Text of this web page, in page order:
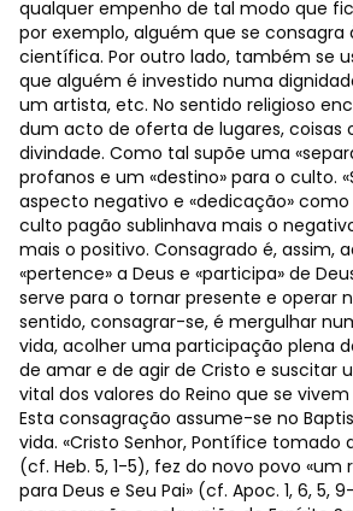
qualquer empenho de tal modo que
por exemplo, alguém que se consagra
científica. Por outro lado, também se
que alguém é investido numa
um artista, etc. No sentido religioso
dum acto de oferta de lugares, coisas
divindade. Como tal supõe uma
profanos e um «destino» para o culto.
aspecto negativo e «dedicação»
culto pagão sublinhava mais o
mais o positivo. Consagrado é, assim,
«pertence» a Deus e «participa» de
serve para o tornar presente e operar
sentido, consagrar-se, é mergulhar
vida, acolher uma participação plena
de amar e de agir de Cristo e suscitar
vital dos valores do Reino que se
Esta consagração assume-se no
vida. «Cristo Senhor, Pontífice tomado
(cf. Heb. 5, 1-5), fez do novo povo «um
para Deus e Seu Pai» (cf. Apoc. 1, 6, 5,